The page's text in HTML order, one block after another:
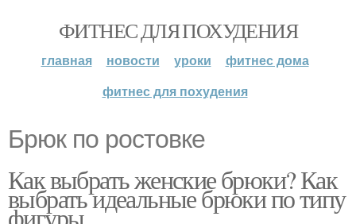
ФИТНЕС ДЛЯ ПОХУДЕНИЯ
главная новости уроки
фитнес дома
фитнес для похудения
Брюк по ростовке
Как выбрать женские брюки? Как
выбрать идеальные брюки по типу